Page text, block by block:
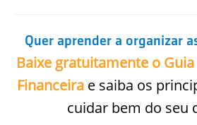
Quer aprender a organizar
Baixe gratuitamente o
Financeirae saiba os
cuidar bem do seu